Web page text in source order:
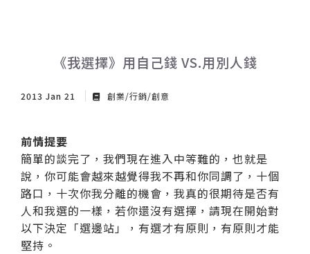
《我選擇》用自己錢 VS.用別人錢
2013 Jan 21 創業/行銷/創意
前情提要
簡單的談完了，我們現在進入中等難的，也就是
說，你可能會越來越覺得我不再和你同調了，十個
路口，十次你我分離的機會，我真的很期待是否有
人和我選的一樣，若你還沒有選擇，請現在開始對
以下決定「選邊站」，有選才有原則，有原則才能
堅持。